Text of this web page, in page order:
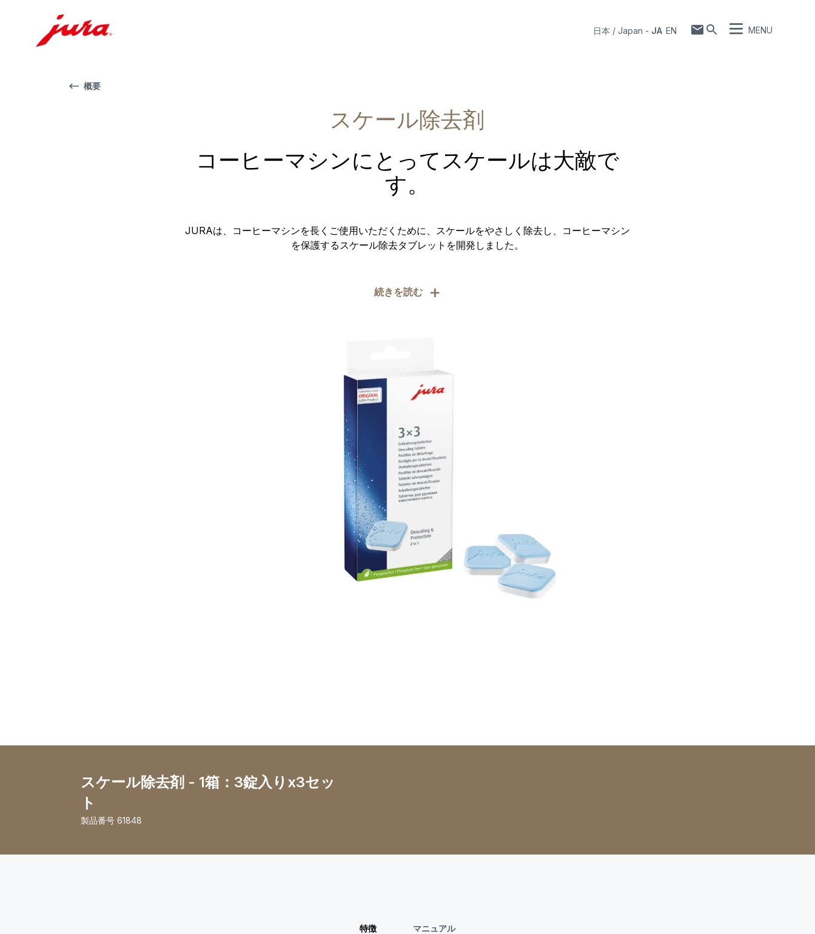
日本 / Japan - JA EN MENU
概要
スケール除去剤
コーヒーマシンにとってスケールは大敵で
す。
JURAは、コーヒーマシンを長くご使用いただくために、スケールをやさしく除去し、コーヒーマシン
を保護するスケール除去タブレットを開発しました。
続きを読む +
スケール除去剤 - 1箱：3錠入りx3セッ
ト
製品番号 61848
特徴 マニュアル